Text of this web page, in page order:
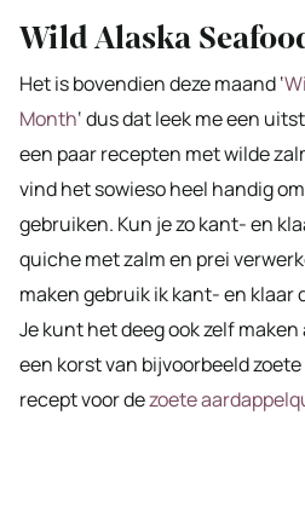
Wild Alaska
Het is bovendien deze maand ‘
Month‘ dus dat leek me een
een paar recepten met wilde
vind het sowieso heel handig
gebruiken. Kun je zo kant- en
quiche met zalm en prei
maken gebruik ik kant- en klaar
Je kunt het deeg ook zelf
een korst van bijvoorbeeld
recept voor dezoete